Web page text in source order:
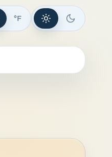
°F Светлая тема
Темная